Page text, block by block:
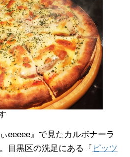
eeeee』で見たカルボナーラ
目黒区の洗足にある『 ピッツ